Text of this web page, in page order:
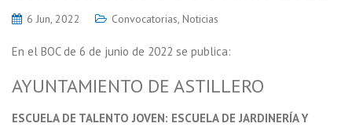
6 Jun, 2022 Convocatorias, Noticias
En el BOC de 6 de junio de 2022 se publica:
AYUNTAMIENTO DE ASTILLERO
ESCUELA DE TALENTO JOVEN: ESCUELA DE JARDINERÍA Y